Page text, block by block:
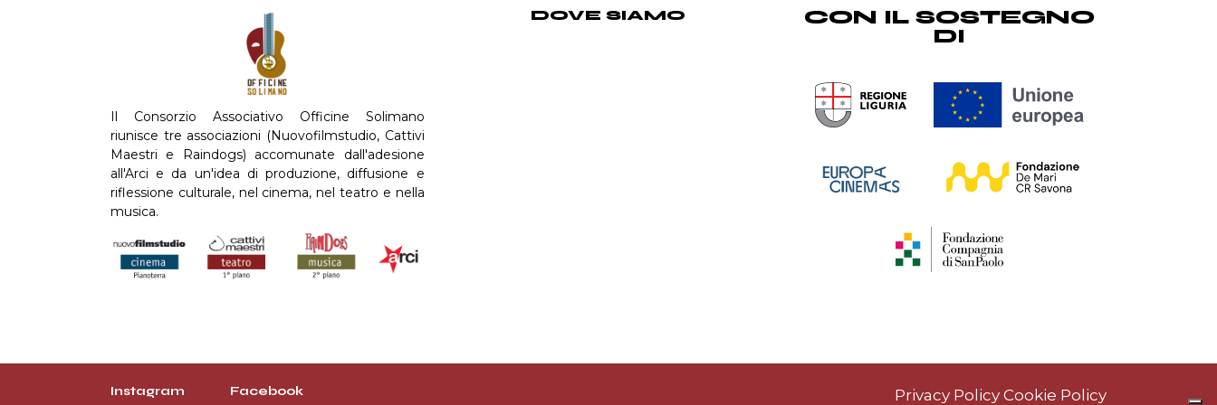
Il Consorzio Associativo Officine Solimano
riunisce tre associazioni (Nuovofilmstudio, Cattivi
Maestri e Raindogs) accomunate dall'adesione
all'Arci e da un'idea di produzione, diffusione e
riflessione culturale, nel cinema, nel teatro e nella
musica.
DOVE SIAMO
CON IL SOSTEGNO
DI
Instagram Facebook Privacy Policy Cookie Policy